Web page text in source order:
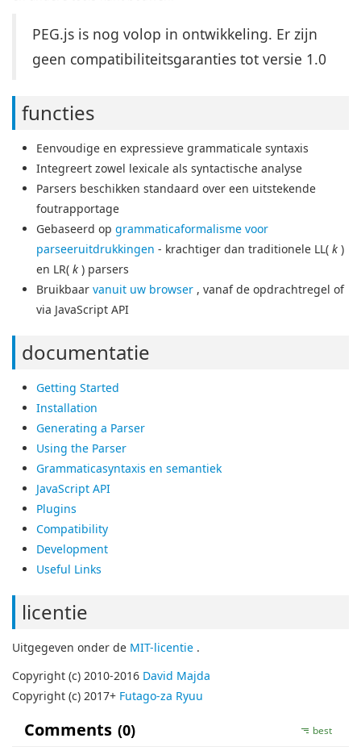
PEG.js is nog volop in ontwikkeling. Er zijn
geen compatibiliteitsgaranties tot versie 1.0
functies
Eenvoudige en expressieve grammaticale syntaxis
Integreert zowel lexicale als syntactische analyse
Parsers beschikken standaard over een uitstekende
foutrapportage
Gebaseerd op grammaticaformalisme voor
parseeruitdrukkingen - krachtiger dan traditionele LL( k )
en LR( k ) parsers
Bruikbaar vanuit uw browser , vanaf de opdrachtregel of
via JavaScript API
documentatie
Getting Started
Installation
Generating a Parser
Using the Parser
Grammaticasyntaxis en semantiek
JavaScript API
Plugins
Compatibility
Development
Useful Links
licentie
Uitgegeven onder de MIT-licentie .
Copyright (c) 2010-2016 David Majda
Copyright (c) 2017+ Futago-za Ryuu